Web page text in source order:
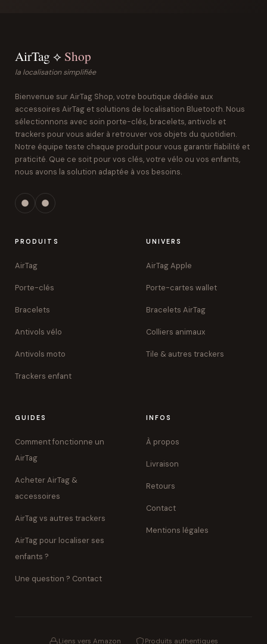
AirTag ⟡ Shop
la localisation simplifiée
Bienvenue sur AirTag Shop, votre boutique dédiée aux
accessoires AirTag et solutions de localisation Bluetooth. Nous
sélectionnons avec soin porte-clés, bracelets, antivols et
trackers pour vous aider à retrouver vos objets du quotidien.
Notre équipe teste chaque produit pour vous garantir fiabilité et
praticité. Que ce soit pour vos clés, votre vélo ou vos enfants,
nous avons la solution adaptée à vos besoins.
PRODUITS
AirTag
Porte-clés
Bracelets
Antivols vélo
Antivols moto
Trackers enfant
UNIVERS
AirTag Apple
Porte-cartes wallet
Bracelets AirTag
Colliers animaux
Tile & autres trackers
GUIDES
Comment fonctionne un
AirTag
Acheter AirTag &
accessoires
AirTag vs autres trackers
AirTag pour localiser ses
enfants ?
Une question ? Contact
INFOS
À propos
Livraison
Retours
Contact
Mentions légales
Liens vers Amazon Produits authentiques